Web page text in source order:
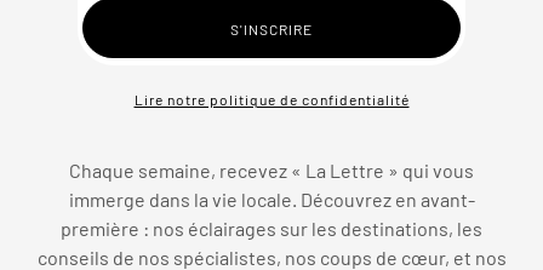
Lire notre politique de confidentialité
Chaque semaine, recevez « La Lettre » qui vous
immerge dans la vie locale. Découvrez en avant-
première : nos éclairages sur les destinations, les
conseils de nos spécialistes, nos coups de cœur, et nos